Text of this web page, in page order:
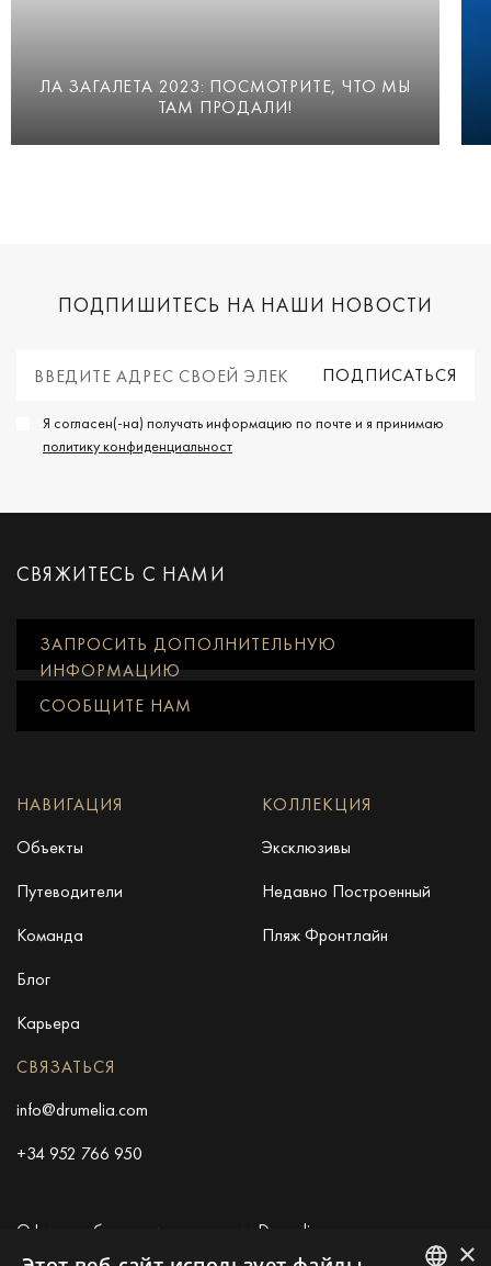
ЛА ЗАГАЛЕТА 2023: ПОСМОТРИТЕ, ЧТО МЫ
ТАМ ПРОДАЛИ!
ПОДПИШИТЕСЬ НА НАШИ НОВОСТИ
Я согласен(-на) получать информацию по почте и я принимаю
политику конфиденциальност
СВЯЖИТЕСЬ С НАМИ
ЗАПРОСИТЬ ДОПОЛНИТЕЛЬНУЮ
ИНФОРМАЦИЮ
СООБЩИТЕ НАМ
НАВИГАЦИЯ
Объекты
Путеводители
Команда
Блог
Карьера
КОЛЛЕКЦИЯ
Эксклюзивы
Недавно Построенный
Пляж Фронтлайн
СВЯЗАТЬСЯ
info@drumelia.com
+34 952 766 950
Офис штаб-квартиры компании Drumelia
×